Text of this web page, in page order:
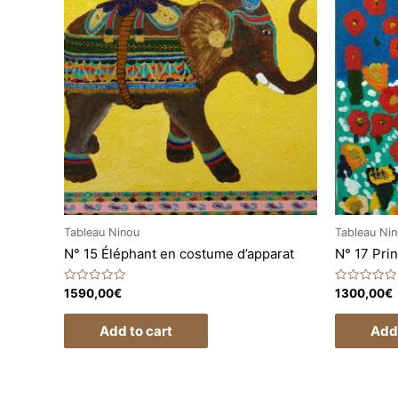
Tableau Ninou
N° 15 Éléphant en costume d’apparat
Rated
out
1590,00€
Add to cart
Tableau
N° 17
Rated
out
1300,00€